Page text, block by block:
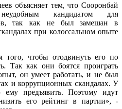
объясняет тем, что Сооронбай
кандидатом для
так как не был замешан в
при колоссальном опыте
того, чтобы отодвинуть его по
Так как они боятся проиграть
он умеет работать, и не был
и коррупционных скандалах. У
ему предъявить. Поэтому идут
его рейтинг в партии», -